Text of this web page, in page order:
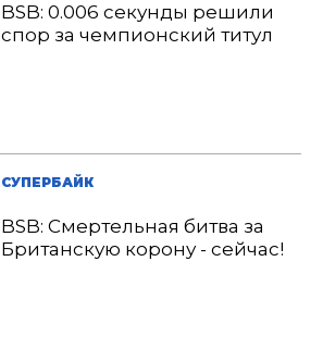
BSB: 0.006 секунды решили
спор за чемпионский титул
СУПЕРБАЙК
BSB: Смертельная битва за
Британскую корону - сейчас!